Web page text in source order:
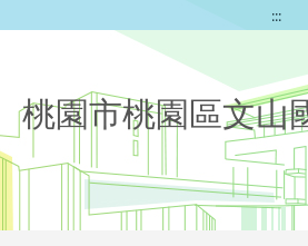
:::
桃園市桃園區文山